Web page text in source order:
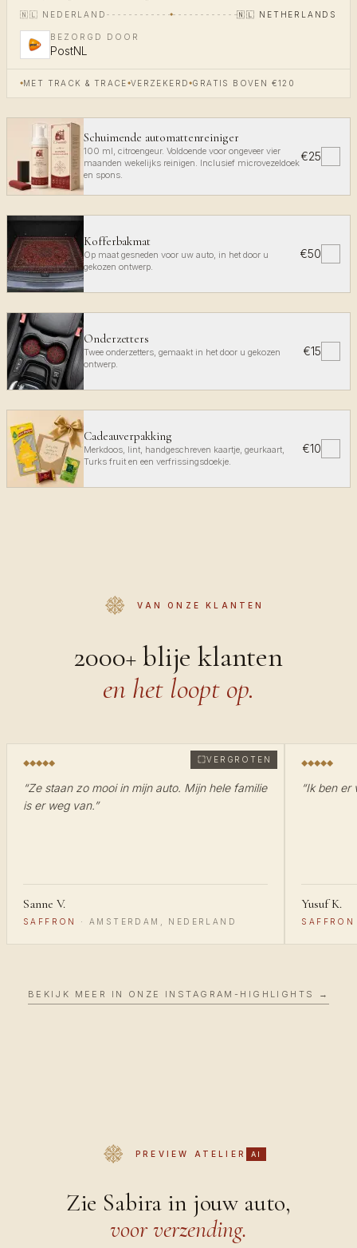
🇳🇱 NEDERLAND 🇳🇱 NETHERLANDS
BEZORGD DOOR
PostNL
MET TRACK & TRACE VERZEKERD GRATIS BOVEN €120
Schuimende automattenreiniger
100 ml, citroengeur. Voldoende voor ongeveer vier
maanden wekelijks reinigen. Inclusief microvezeldoek
en spons.
€25
Kofferbakmat
Op maat gesneden voor uw auto, in het door u
gekozen ontwerp.
€50
Onderzetters
Twee onderzetters, gemaakt in het door u gekozen
ontwerp.
€15
Cadeauverpakking
Merkdoos, lint, handgeschreven kaartje, geurkaart,
Turks fruit en een verfrissingsdoekje.
€10
VAN ONZE KLANTEN
2000+ blije klanten
en het loopt op.
VERGROTEN
“Ze staan zo mooi in mijn auto. Mijn hele familie
is er weg van.”
Sanne V.
SAFFRON ·AMSTERDAM, NEDERLAND
“Ik ben er
Yusuf K.
SAFFRON
BEKIJK MEER IN ONZE INSTAGRAM-HIGHLIGHTS →
PREVIEW ATELIER AI
Zie Sabira in jouw auto,
voor verzending.